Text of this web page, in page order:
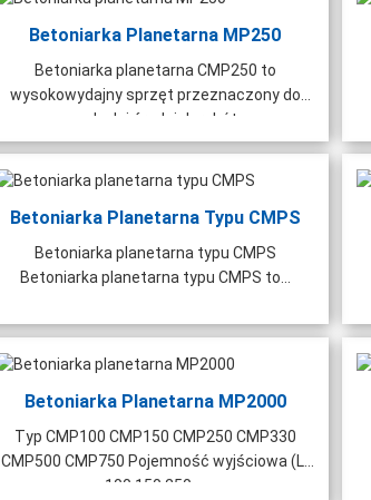
Betoniarka Planetarna MP250
Betoniarka planetarna CMP250 to
wysokowydajny sprzęt przeznaczony do
małych i średnich robót.
Betoniarka Planetarna Typu CMPS
Betoniarka planetarna typu CMPS
Betoniarka planetarna typu CMPS to...
Betoniarka Planetarna MP2000
Typ CMP100 CMP150 CMP250 CMP330
CMP500 CMP750 Pojemność wyjściowa (L)
100 150 250 ...